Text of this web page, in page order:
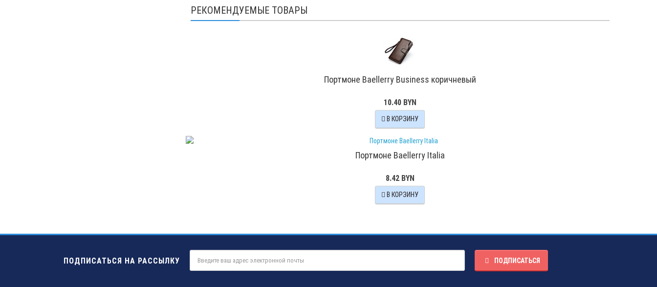
РЕКОМЕНДУЕМЫЕ ТОВАРЫ
Портмоне Baellerry Business коричневый
10.40 BYN
В КОРЗИНУ
Портмоне Baellerry Italia
8.42 BYN
В КОРЗИНУ
ПОДПИСАТЬСЯ НА РАССЫЛКУ ПОДПИСАТЬСЯ